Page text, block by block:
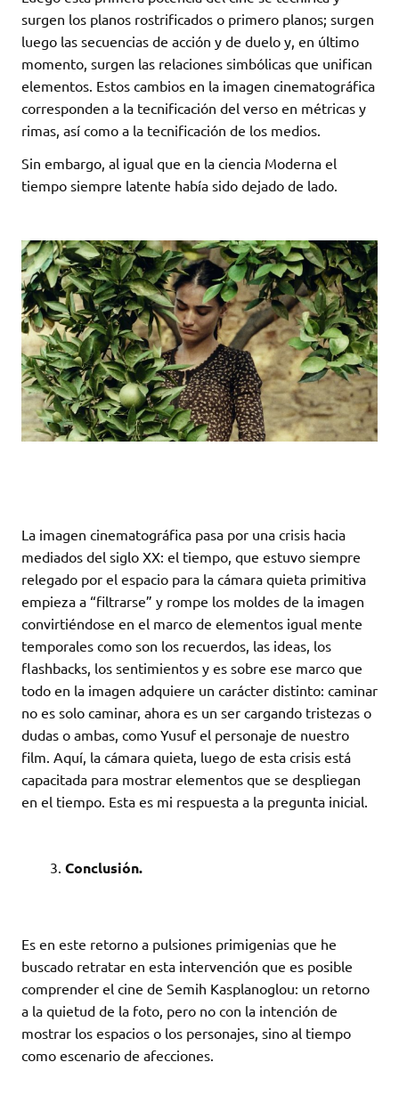
surgen los planos rostrificados o primero planos; surgen
luego las secuencias de acción y de duelo y, en último
momento, surgen las relaciones simbólicas que unifican
elementos. Estos cambios en la imagen cinematográfica
corresponden a la tecnificación del verso en métricas y
rimas, así como a la tecnificación de los medios.
Sin embargo, al igual que en la ciencia Moderna el
tiempo siempre latente había sido dejado de lado.
La imagen cinematográfica pasa por una crisis hacia
mediados del siglo XX: el tiempo, que estuvo siempre
relegado por el espacio para la cámara quieta primitiva
empieza a “filtrarse” y rompe los moldes de la imagen
convirtiéndose en el marco de elementos igual mente
temporales como son los recuerdos, las ideas, los
flashbacks, los sentimientos y es sobre ese marco que
todo en la imagen adquiere un carácter distinto: caminar
no es solo caminar, ahora es un ser cargando tristezas o
dudas o ambas, como Yusuf el personaje de nuestro
film. Aquí, la cámara quieta, luego de esta crisis está
capacitada para mostrar elementos que se despliegan
en el tiempo. Esta es mi respuesta a la pregunta inicial.
Conclusión.
Es en este retorno a pulsiones primigenias que he
buscado retratar en esta intervención que es posible
comprender el cine de Semih Kasplanoglou: un retorno
a la quietud de la foto, pero no con la intención de
mostrar los espacios o los personajes, sino al tiempo
como escenario de afecciones.